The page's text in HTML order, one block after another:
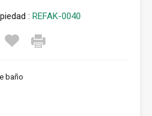
: REFAK-0040
baño